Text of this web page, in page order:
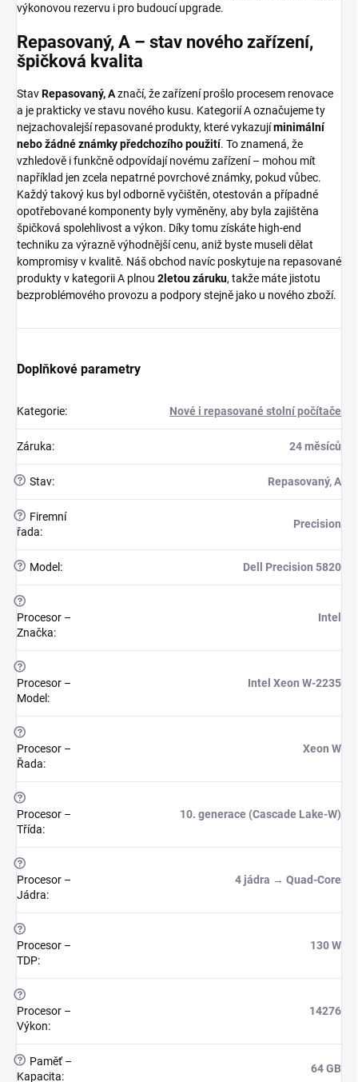
výkonovou rezervu i pro budoucí upgrade.
Repasovaný, A – stav nového zařízení,
špičková kvalita
StavRepasovaný, Aznačí, že zařízení prošlo procesem renovace
a je prakticky ve stavu nového kusu. Kategorií A označujeme ty
nejzachovalejší repasované produkty, které vykazujíminimální
nebo žádné známky předchozího použití. To znamená, že
vzhledově i funkčně odpovídají novému zařízení – mohou mít
například jen zcela nepatrné povrchové známky, pokud vůbec.
Každý takový kus byl odborně vyčištěn, otestován a případné
opotřebované komponenty byly vyměněny, aby byla zajištěna
špičková spolehlivost a výkon. Díky tomu získáte high-end
techniku za výrazně výhodnější cenu, aniž byste museli dělat
kompromisy v kvalitě. Náš obchod navíc poskytuje na repasované
produkty v kategorii A plnou 2letou záruku, takže máte jistotu
bezproblémového provozu a podpory stejně jako u nového zboží.
Doplňkové parametry
Kategorie: Nové i repasované stolní počítače
Záruka: 24 měsíců
? Stav: Repasovaný, A
?
Firemní
řada:
Precision
? Model : Dell Precision 5820
?
Procesor –
Značka:
Intel
?
Procesor –
Model :
Intel Xeon W-2235
?
Procesor –
Řada:
Xeon W
?
Procesor –
Třída:
10. generace (Cascade Lake-W)
?
Procesor –
Jádra:
4 jádra → Quad-Core
?
Procesor –
TDP:
130 W
?
Procesor –
Výkon:
14276
?
Paměť –
Kapacita:
64 GB